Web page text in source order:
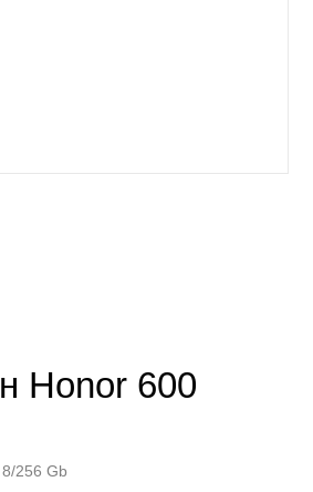
Honor 600
256 Gb